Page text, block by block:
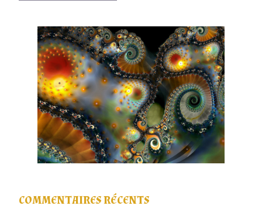
COMMENTAIRES RÉCENTS